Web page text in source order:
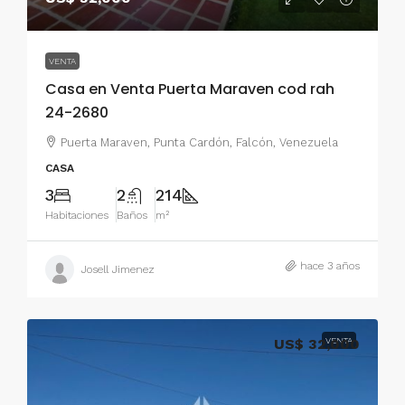
VENTA
Casa en Venta Puerta Maraven cod rah
24-2680
Puerta Maraven, Punta Cardón, Falcón, Venezuela
CASA
3
Habitaciones
2
Baños
214
m²
Josell Jimenez hace 3 años
VENTA
US$ 32,000